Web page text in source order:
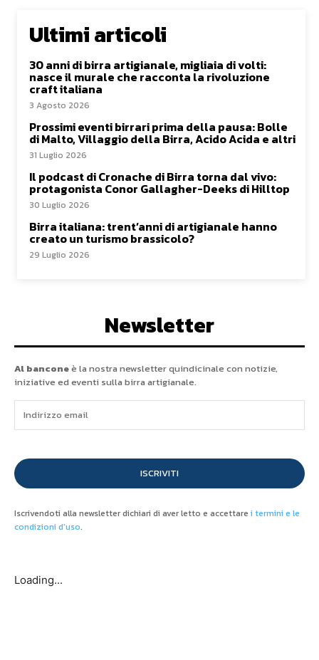
Ultimi articoli
30 anni di birra artigianale, migliaia di volti:
nasce il murale che racconta la rivoluzione
craft italiana
3 Agosto 2026
Prossimi eventi birrari prima della pausa: Bolle
di Malto, Villaggio della Birra, Acido Acida e altri
31 Luglio 2026
Il podcast di Cronache di Birra torna dal vivo:
protagonista Conor Gallagher-Deeks di Hilltop
30 Luglio 2026
Birra italiana: trent’anni di artigianale hanno
creato un turismo brassicolo?
29 Luglio 2026
Newsletter
Al banconeè la nostra newsletter quindicinale con notizie,
iniziative ed eventi sulla birra artigianale.
ISCRIVITI
Iscrivendoti alla newsletter dichiari di aver letto e accettare i termini e le
condizioni d'uso.
Loading...